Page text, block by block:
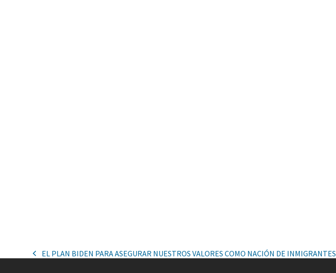
EL PLAN BIDEN PARA ASEGURAR NUESTROS VALORES COMO NACIÓN DE INMIGRANTES